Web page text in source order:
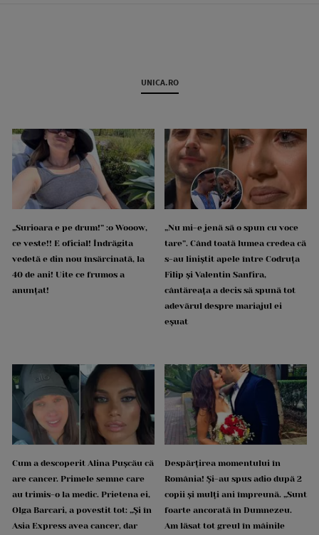
UNICA.RO
„Surioara e pe drum!” :o Wooow,
ce veste!! E oficial! Îndrăgita
vedetă e din nou însărcinată, la
40 de ani! Uite ce frumos a
anunțat!
„Nu mi-e jenă să o spun cu voce
tare”. Când toată lumea credea că
s-au liniștit apele între Codruța
Filip și Valentin Sanfira,
cântăreața a decis să spună tot
adevărul despre mariajul ei
eșuat
Cum a descoperit Alina Pușcău că
are cancer. Primele semne care
au trimis-o la medic. Prietena ei,
Olga Barcari, a povestit tot: „Și în
Asia Express avea cancer, dar
Despărțirea momentului în
România! Și-au spus adio după 2
copii și mulți ani împreună. „Sunt
foarte ancorată în Dumnezeu.
Am lăsat tot greul în mâinile